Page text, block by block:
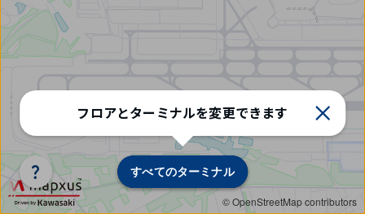
© OpenStreetMap contributors
すべてのターミナル
すべてのターミナル
ミ
ナ
ル/
フ
ロ
フロアとターミナルを変更できます